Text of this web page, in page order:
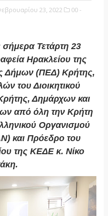
23, 2022
00 -
Τετάρτη 23
Ηρακλείου της
Δήμων (ΠΕΔ) Κρήτης,
του Διοικητικού
Δημάρχων και
από όλη την Κρήτη
Οργανισμού
και Πρόεδρο του
της ΚΕΔΕ κ. Νίκο